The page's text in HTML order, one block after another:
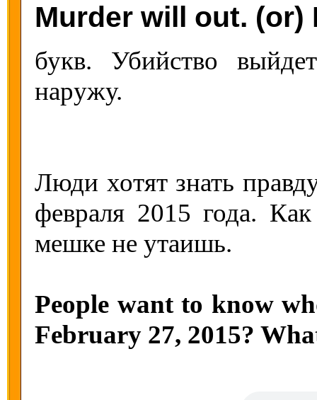
Murder will out. (or)
букв. Убийство
наружу.
Люди хотят знать
февраля 2015 года.
мешке не утаишь.
People want to know
February 27, 2015?